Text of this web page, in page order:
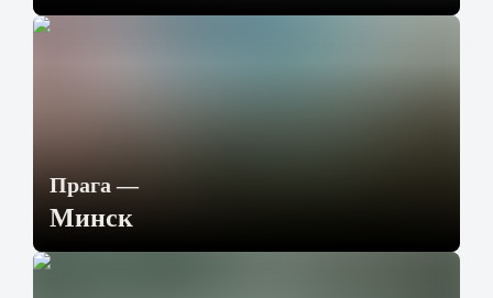
Прага —
Минск